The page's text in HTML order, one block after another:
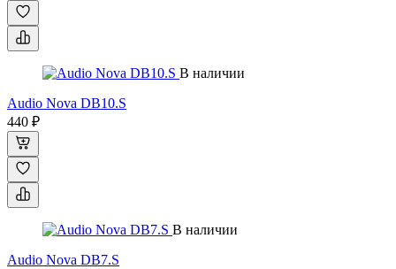
В наличии
Audio Nova DB10.S
440 ₽
В наличии
Audio Nova DB7.S